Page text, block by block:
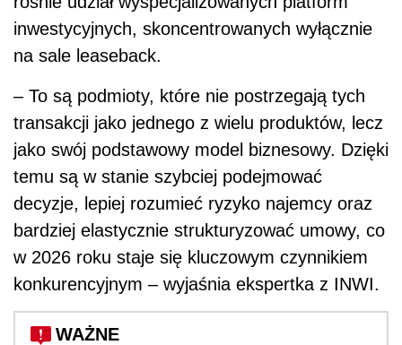
inwestycyjnych, skoncentrowanych wyłącznie
na sale leaseback.
– To są podmioty, które nie postrzegają tych
transakcji jako jednego z wielu produktów, lecz
jako swój podstawowy model biznesowy. Dzięki
temu są w stanie szybciej podejmować
decyzje, lepiej rozumieć ryzyko najemcy oraz
bardziej elastycznie strukturyzować umowy, co
w 2026 roku staje się kluczowym czynnikiem
konkurencyjnym – wyjaśnia ekspertka z INWI.
WAŻNE